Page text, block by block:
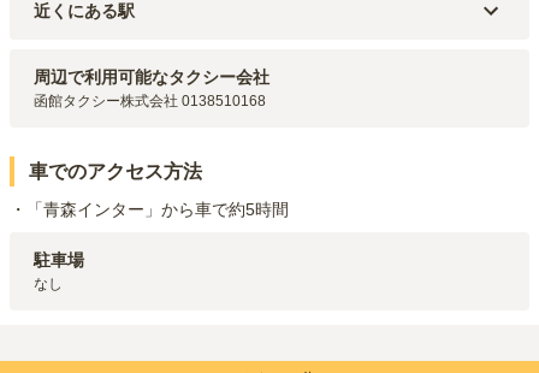
近くにある駅
道南いさりび鉄道線
久根別駅（5.9km
周辺で利用可能なタクシー会社
函館タクシー株式会社 0138510168
車でのアクセス方法
・「青森インター」から車で約5時間
駐車場
なし